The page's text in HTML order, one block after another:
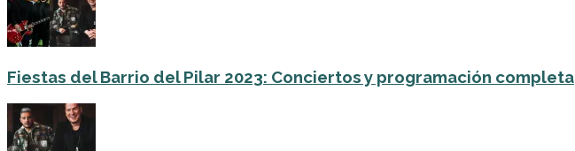
Fiestas del Barrio del Pilar 2023: Conciertos y programación completa